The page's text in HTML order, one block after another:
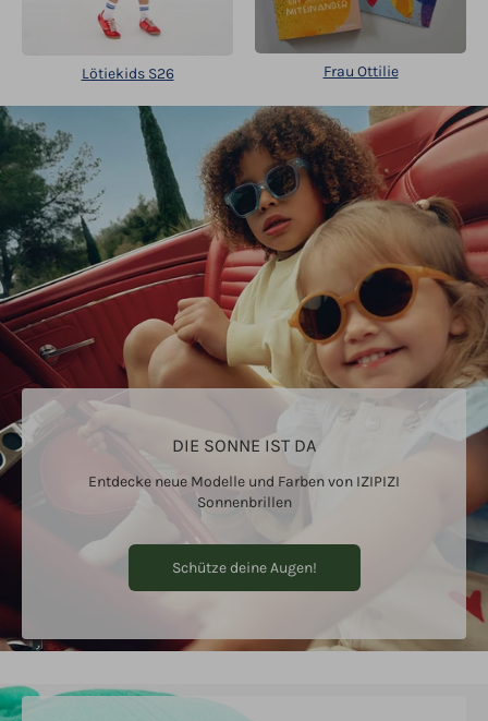
Lötiekids S26 Frau Ottilie
DIE SONNE IST DA
Entdecke neue Modelle und Farben von IZIPIZI
Sonnenbrillen
Schütze deine Augen!